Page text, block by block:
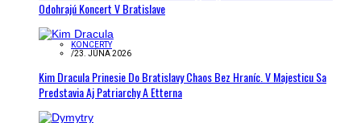
Odohrajú Koncert V Bratislave
KONCERTY
/23. JÚNA 2026
Kim Dracula Prinesie Do Bratislavy Chaos Bez Hraníc. V Majesticu Sa
Predstavia Aj Patriarchy A Etterna